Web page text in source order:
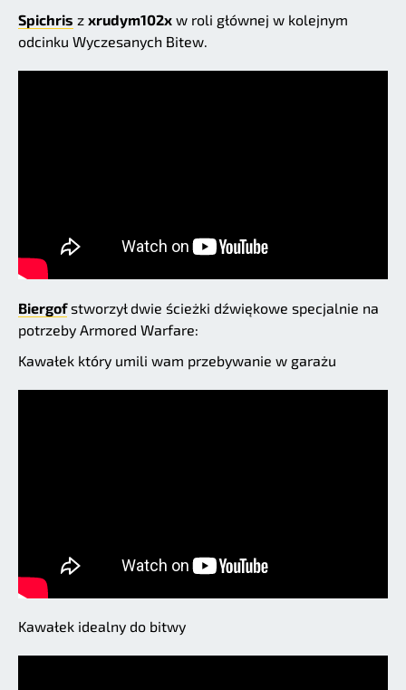
Spichris z xrudym102x w roli głównej w kolejnym
odcinku Wyczesanych Bitew.
Biergofstworzył dwie ścieżki dźwiękowe specjalnie na
potrzeby Armored Warfare:
Kawałek który umili wam przebywanie w garażu
Kawałek idealny do bitwy